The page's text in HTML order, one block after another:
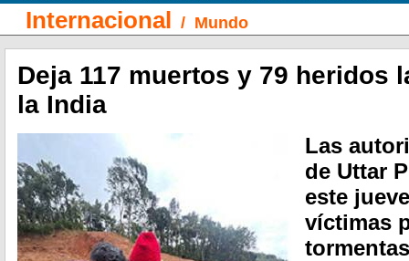
Internacional / Mundo
Deja 117 muertos y 79 heridos
la India
Las
de Uttar
este
víctimas